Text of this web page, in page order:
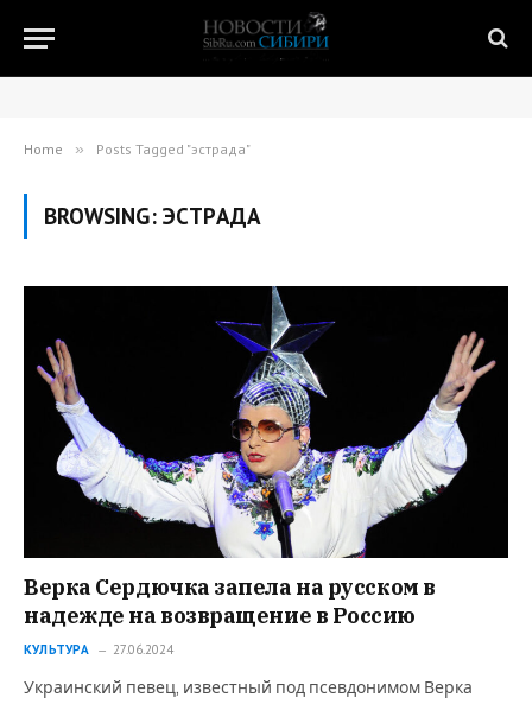
Home » Posts Tagged "эстрада"
BROWSING: ЭСТРАДА
Верка Сердючка запела на русском в
надежде на возвращение в Россию
КУЛЬТУРА 27.06.2024
Украинский певец, известный под псевдонимом Верка